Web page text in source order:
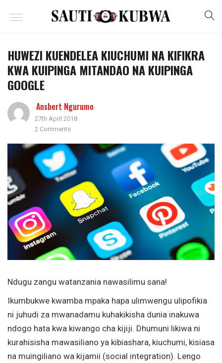
HUWEZI KUENDELEA KIUCHUMI NA KIFIKRA
KWA KUIPINGA MITANDAO NA KUIPINGA
GOOGLE
Ansbert Ngurumo
27th April 2018
2 Comments
Ndugu zangu watanzania nawasilimu sana!
Ikumbukwe kwamba mpaka hapa ulimwengu ulipofikia
ni juhudi za mwanadamu kuhakikisha dunia inakuwa
ndogo hata kwa kiwango cha kijiji. Dhumuni likiwa ni
kurahisisha mawasiliano ya kibiashara, kiuchumi, kisiasa
na muingiliano wa kijamii (social integration). Lengo